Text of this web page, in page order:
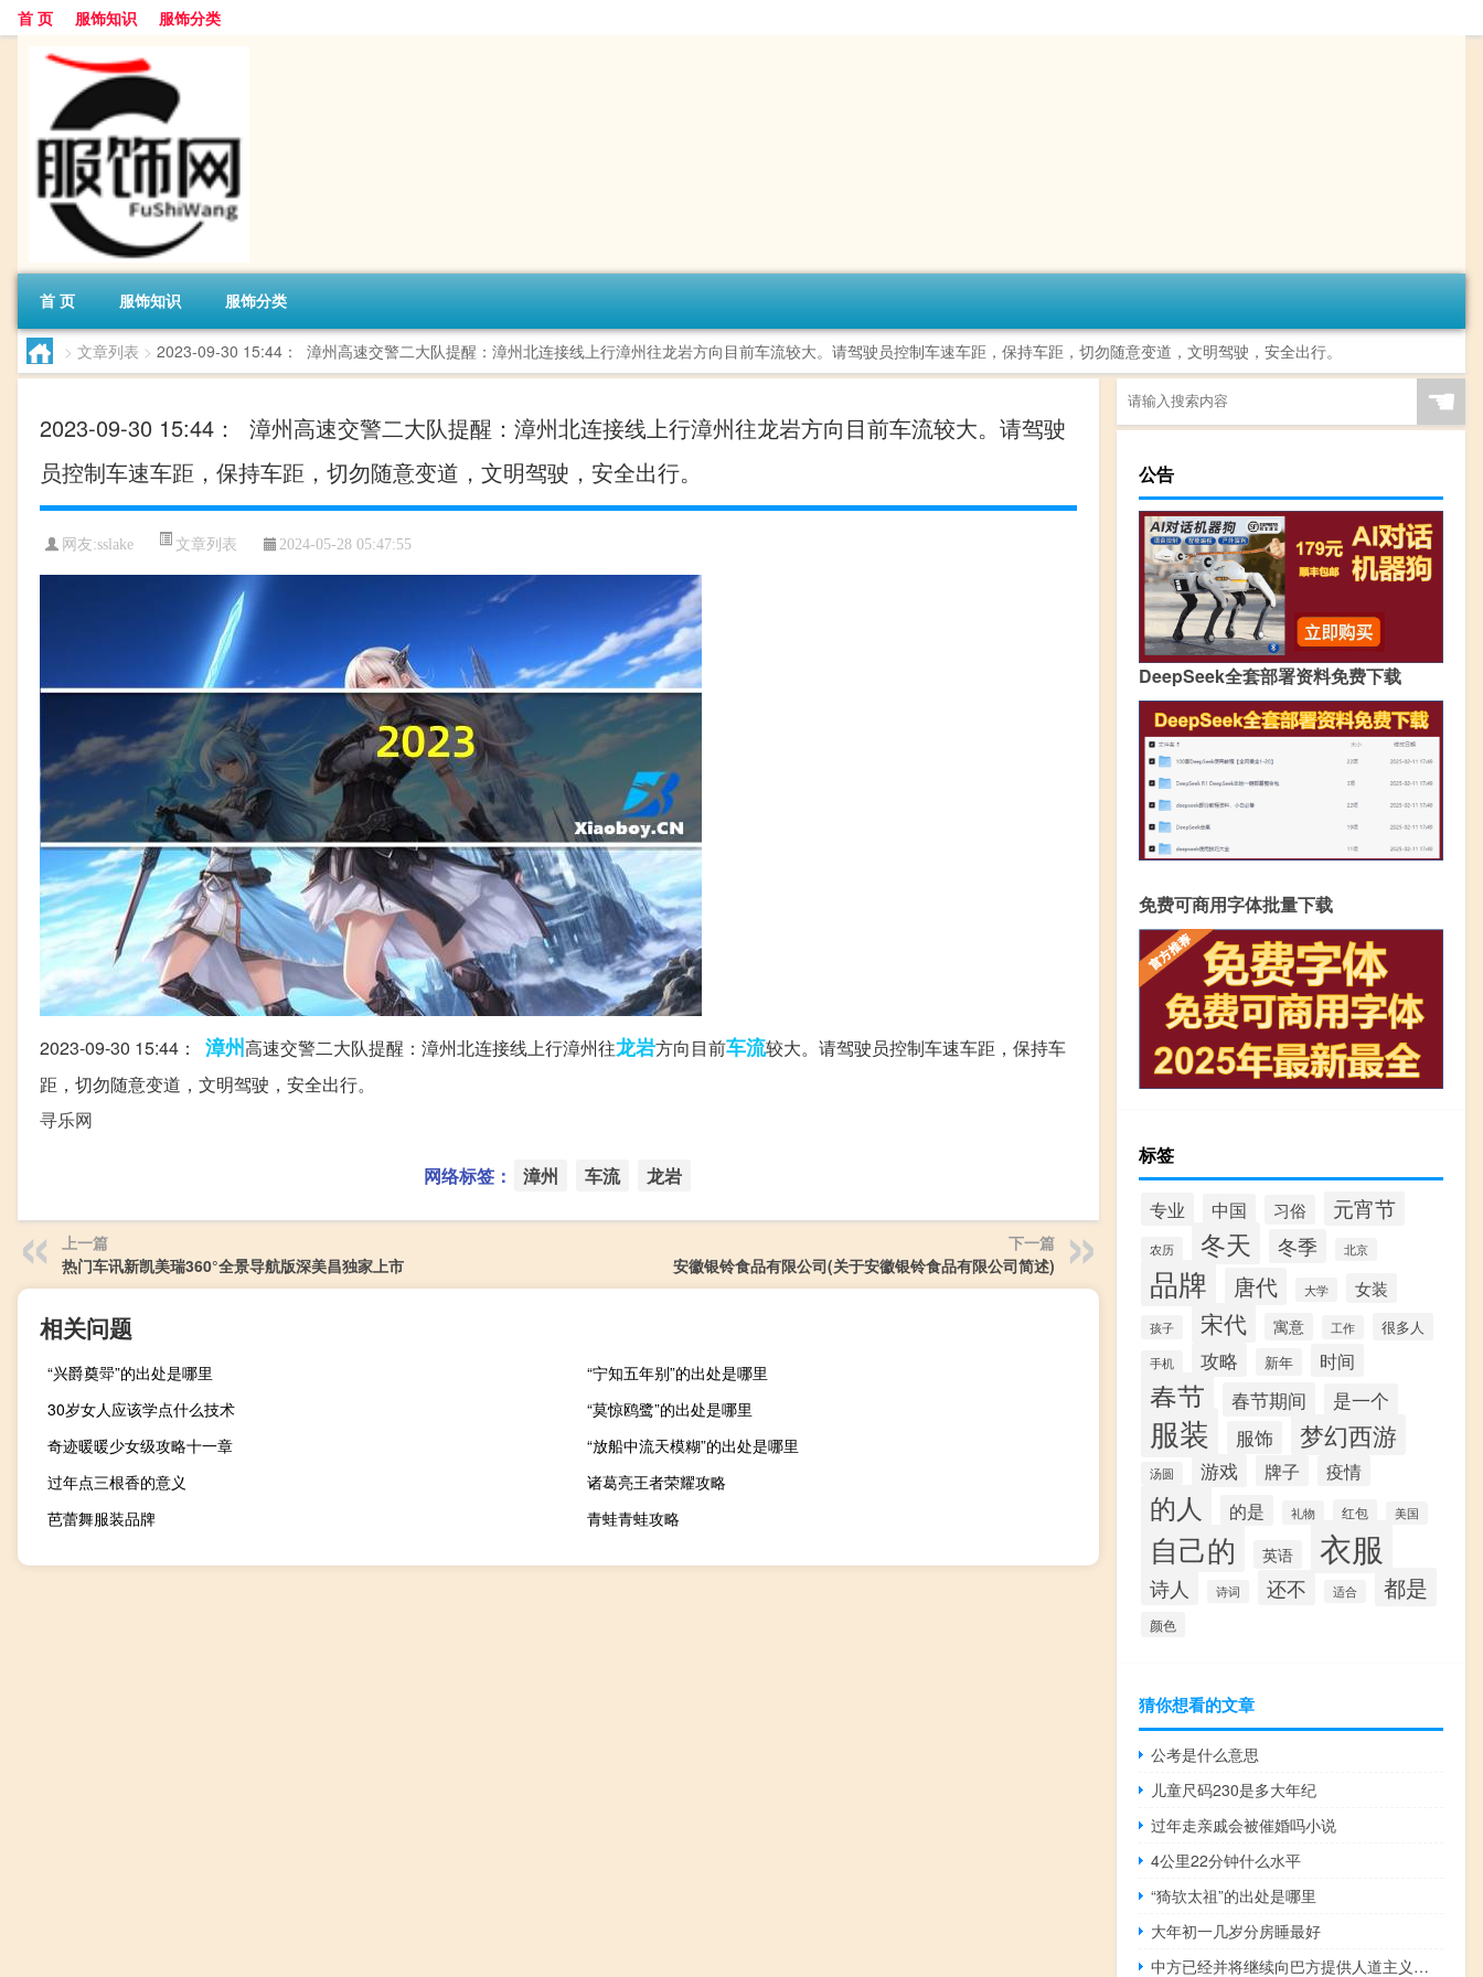
首 页 服饰知识 服饰分类
首 页 服饰知识 服饰分类
> 文章列表 > 2023-09-30 15:44： 漳州高速交警二大队提醒：漳州北连接线上行漳州往龙岩方向目前车流较大。请驾驶员控制车速车距，保持车距，切勿随意变道，文明驾驶，安全出行。 ​​​
2023-09-30 15:44： 漳州高速交警二大队提醒：漳州北连接线上行漳州往龙岩方向目前车流较大。请驾驶
员控制车速车距，保持车距，切勿随意变道，文明驾驶，安全出行。 ​​​
网友:sslake 文章列表 2024-05-28 05:47:55
2023-09-30 15:44： 漳州高速交警二大队提醒：漳州北连接线上行漳州往龙岩方向目前车流较大。请驾驶员控制车速车距，保持车
距，切勿随意变道，文明驾驶，安全出行。 ​​​
寻乐网
网络标签： 漳州 车流 龙岩
上一篇
热门车讯新凯美瑞360°全景导航版深美昌独家上市
下一篇
安徽银铃食品有限公司(关于安徽银铃食品有限公司简述)
相关问题
“兴爵奠斝”的出处是哪里
“宁知五年别”的出处是哪里
30岁女人应该学点什么技术
“莫惊鸥鹭”的出处是哪里
奇迹暖暖少女级攻略十一章
“放船中流天模糊”的出处是哪里
过年点三根香的意义
诸葛亮王者荣耀攻略
芭蕾舞服装品牌
青蛙青蛙攻略
☚
公告
DeepSeek全套部署资料免费下载
免费可商用字体批量下载
标签
专业 中国 习俗 元宵节
农历 冬天 冬季 北京
品牌 唐代 大学 女装
孩子 宋代 寓意 工作 很多人
手机 攻略 新年 时间
春节 春节期间 是一个
服装 服饰 梦幻西游
汤圆 游戏 牌子 疫情
的人 的是 礼物 红包 美国
自己的 英语 衣服
诗人 诗词 还不 适合 都是
颜色
猜你想看的文章
公考是什么意思
儿童尺码230是多大年纪
过年走亲戚会被催婚吗小说
4公里22分钟什么水平
“猗欤太祖”的出处是哪里
大年初一几岁分房睡最好
中方已经并将继续向巴方提供人道主义援助